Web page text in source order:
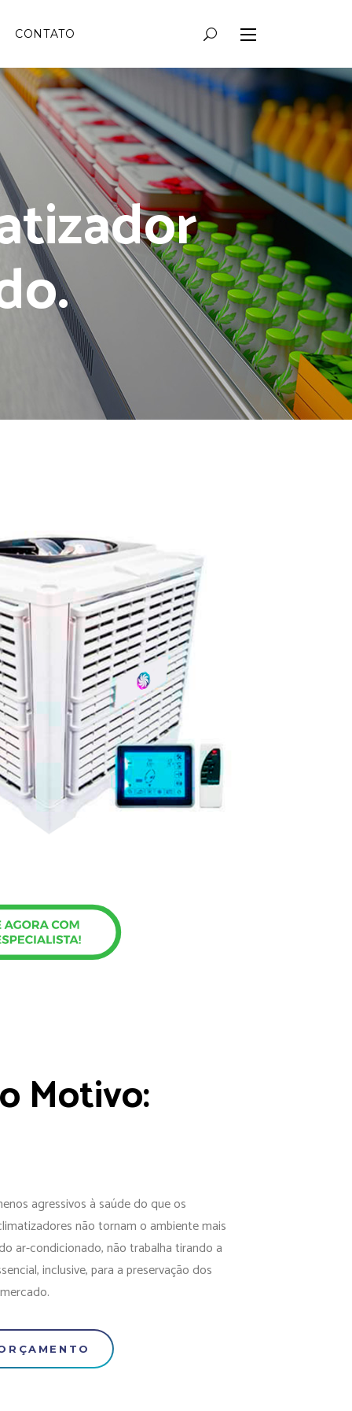
CONTATO
Motivo:
agressivos à saúde do que os
não tornam o ambiente mais
ar-condicionado, não trabalha tirando a
inclusive, para a preservação dos